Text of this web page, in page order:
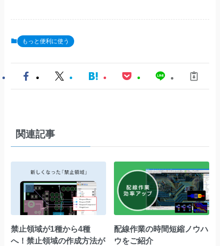
もっと便利に使う
関連記事
禁止領域が1種から4種
へ！禁止領域の作成方法が
配線作業の時間短縮ノウハ
ウをご紹介